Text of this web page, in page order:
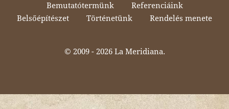
Bemutatótermünk
Referenciáink
Belsőépítészet
Történetünk Rendelés menete
© 2009 - 2026 La Meridiana.